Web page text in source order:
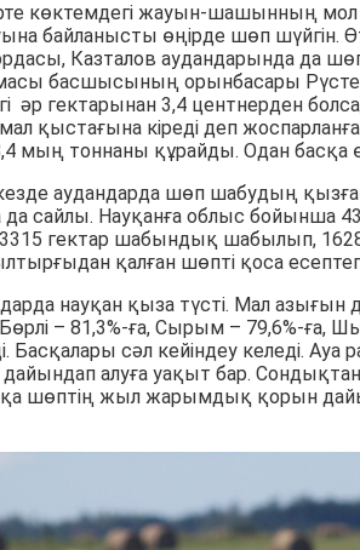
көктемдегі жауын-шашынның
байланысты өңірде шөп
Казталов аудандарында
басшысының орынбасары
әр гектарынан 3,4 центнерден
қыстағына кіреді деп
мың тоннаны құрайды. Одан басқа
кезде аудандарда шөп шабудың
да сайлы. Науқанға облыс бойынша
гектар шабындық шабылып,
қалған шөпті қоса
науқан қыза түсті. Мал
Бөрлі – 81,3%-ға, Сырым – 79,6%-ға,
Басқалары сәл кейіндеу келеді.
алуға уақыт бар.
шөптің жыл жарымдық қорын